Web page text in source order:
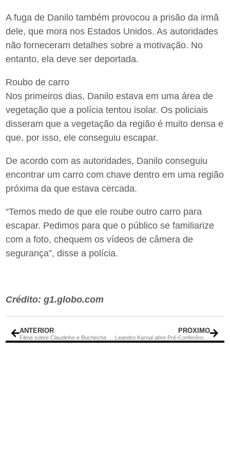
A fuga de Danilo também provocou a prisão da irmã
dele, que mora nos Estados Unidos. As autoridades
não forneceram detalhes sobre a motivação. No
entanto, ela deve ser deportada.
Roubo de carro
Nos primeiros dias, Danilo estava em uma área de
vegetação que a polícia tentou isolar. Os policiais
disseram que a vegetação da região é muito densa e
que, por isso, ele conseguiu escapar.
De acordo com as autoridades, Danilo conseguiu
encontrar um carro com chave dentro em uma região
próxima da que estava cercada.
“Temos medo de que ele roube outro carro para
escapar. Pedimos para que o público se familiarize
com a foto, chequem os vídeos de câmera de
segurança”, disse a polícia.
Crédito: g1.globo.com
ANTERIOR PRÓXIMO